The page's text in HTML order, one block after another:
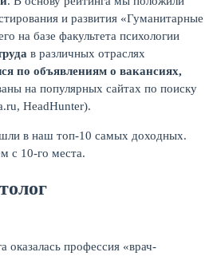
и развития «Гуманитарные
на базе факультета психологии
в различных отраслях
по объявлениям о вакансиях,
на популярных сайтах по поиску
HeadHunter).
в наш топ-10 самых доходных.
с 10-го места.
оказалась профессия «врач-